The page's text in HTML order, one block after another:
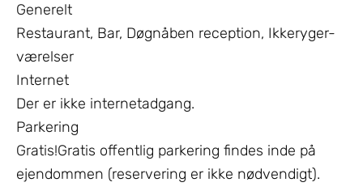
Generelt
Restaurant, Bar, Døgnåben reception, Ikkeryger-
værelser
Internet
Der er ikke internetadgang.
Parkering
Gratis!Gratis offentlig parkering findes inde på
ejendommen (reservering er ikke nødvendigt).